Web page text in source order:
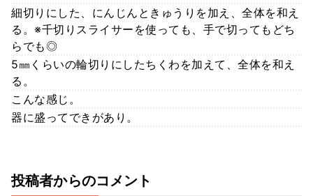
細切りにした、にんじんときゅうりを加え、全体を和え
る。※千切りスライサーを使っても、手で切ってもどち
らでも◎
5㎜くらいの輪切りにしたちくわを加えて、全体を和え
る。
こんな感じ。
器に盛ってできがあり。
投稿者からのコメント